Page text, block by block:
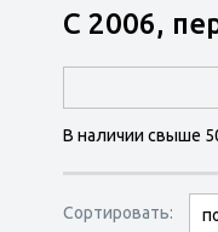
С 2006,
В наличии свыше
Сортировать: